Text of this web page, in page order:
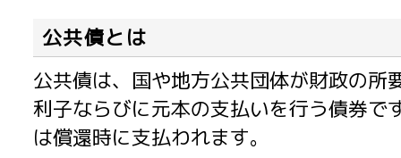
公共債とは
公共債は、国や地方公共団体が財政の所
利子ならびに元本の支払いを行う債券で
は償還時に支払われます。